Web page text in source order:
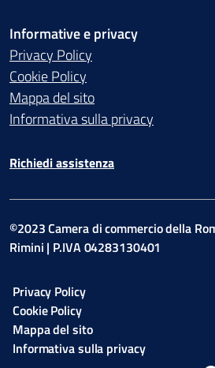
Informative e privacy
Privacy Policy
Cookie Policy
Mappa del sito
Informativa sulla privacy
Richiedi assistenza
©2023 Camera di commercio della
Rimini | P.IVA 04283130401
Privacy Policy
Cookie Policy
Mappa del sito
Informativa sulla privacy